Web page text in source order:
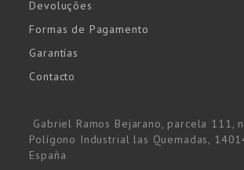
Devoluções
Formas de Pagamento
Garantías
Contacto
Gabriel Ramos Bejarano, parcela 111,
Polígono Industrial las Quemadas,
España